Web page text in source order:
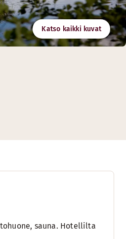
Katso kaikki kuvat
sauna. Hotellilta